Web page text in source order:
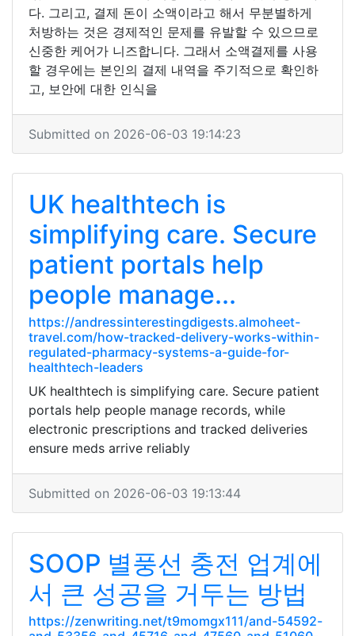
다. 그리고, 결제 돈이 소액이라고 해서 무분별하게
처방하는 것은 경제적인 문제를 유발할 수 있으므로
신중한 케어가 니즈합니다. 그래서 소액결제를 사용
할 경우에는 본인의 결제 내역을 주기적으로 확인하
고, 보안에 대한 인식을
Submitted on 2026-06-03 19:14:23
UK healthtech is
simplifying care. Secure
patient portals help
people manage...
https://andressinterestingdigests.almoheet-
travel.com/how-tracked-delivery-works-within-
regulated-pharmacy-systems-a-guide-for-
healthtech-leaders
UK healthtech is simplifying care. Secure patient
portals help people manage records, while
electronic prescriptions and tracked deliveries
ensure meds arrive reliably
Submitted on 2026-06-03 19:13:44
SOOP 별풍선 충전 업계에
서 큰 성공을 거두는 방법
https://zenwriting.net/t9momgx111/and-54592-